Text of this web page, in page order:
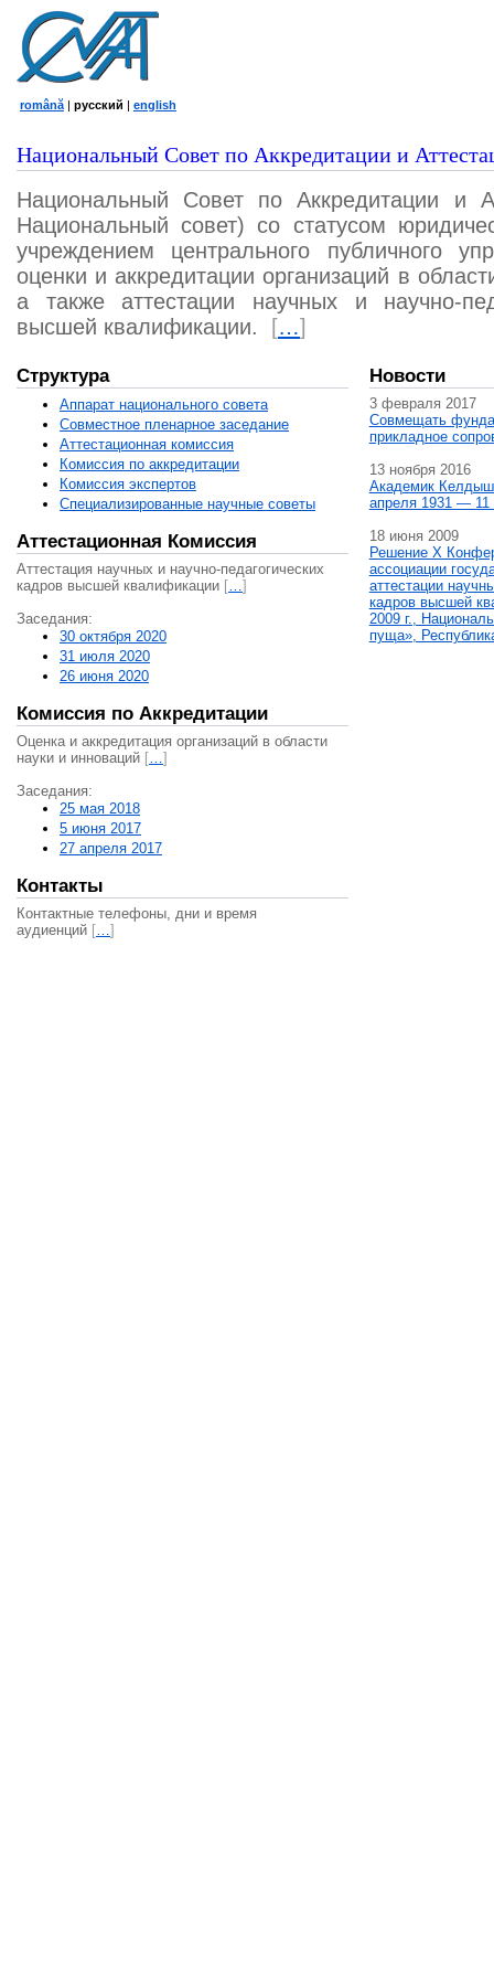
română | русский | english
Национальный Совет по Аккредитации и
Национальный Совет по Аккредитации и
Национальный совет) со статусом
учреждением центрального публичного
оценки и аккредитации организаций в
а также аттестации научных и научно-
высшей квалификации.
[…]
Структура
Аппарат национального совета
Совместное пленарное заседание
Аттестационная комисcия
Комиссия по аккредитации
Комиссия экспертов
Специализированные научные советы
Аттестационная Комиссия
Аттестация научных и научно-педагогических
кадров высшей квалификации […]
Заседания:
30 октября 2020
31 июля 2020
26 июня 2020
Комиссия по Аккредитации
Оценка и аккредитация организаций в области
науки и инноваций […]
Заседания:
25 мая 2018
5 июня 2017
27 апреля 2017
Контакты
Контактные телефоны, дни и время
аудиенций […]
Новости
3 февраля 2017
Совмещать
прикладное
13 ноября 2016
Академик
апреля 1931 — 11
18 июня 2009
Решение X
ассоциации
аттестации
кадров высшей
2009 г.,
пуща»,